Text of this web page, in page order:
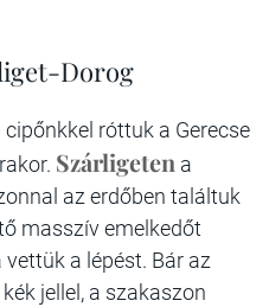
Dorog
róttuk a Gerecse
Szárligeten a
az erdőben találtuk
masszív emelkedőt
a lépést. Bár az
jellel, a szakaszon